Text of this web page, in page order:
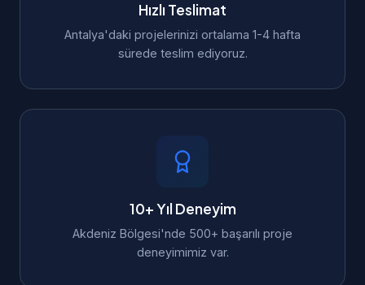
Hızlı Teslimat
Antalya'daki projelerinizi ortalama 1-4 hafta
sürede teslim ediyoruz.
10+ Yıl Deneyim
Akdeniz Bölgesi'nde 500+ başarılı proje
deneyimimiz var.